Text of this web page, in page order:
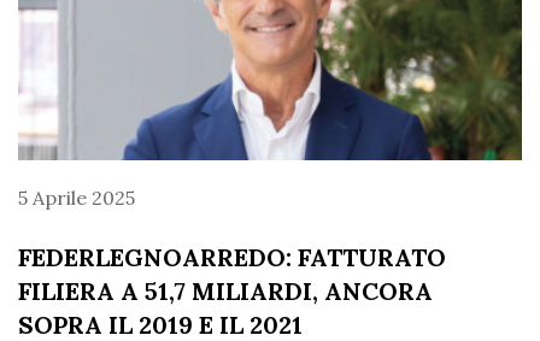
5 Aprile 2025
FEDERLEGNOARREDO: FATTURATO
FILIERA A 51,7 MILIARDI, ANCORA
SOPRA IL 2019 E IL 2021